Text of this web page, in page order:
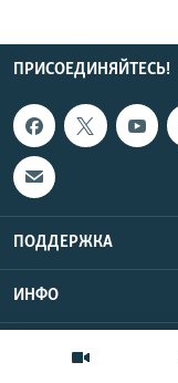
ПРИСОЕДИНЯЙТЕСЬ!
ПОДДЕРЖКА
ИНФО
Copyright
UTC+3